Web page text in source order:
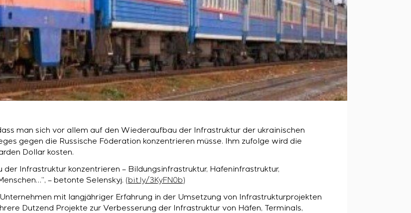
man sich vor allem auf den Wiederaufbau der Infrastruktur der ukrainischen
gegen die Russische Föderation konzentrieren müsse. Ihm zufolge wird die
Dollar kosten.
Infrastruktur konzentrieren – Bildungsinfrastruktur, Hafeninfrastruktur,
– betonte Selenskyj. (bit.ly/3KyFN0b)
mit langjähriger Erfahrung in der Umsetzung von Infrastrukturprojekten
Dutzend Projekte zur Verbesserung der Infrastruktur von Häfen, Terminals,